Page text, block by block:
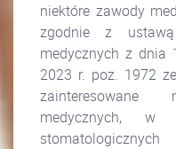
niektóre zawody
zgodnie z
medycznych z dnia
2023 r. poz. 1972
zainteresowane
medycznych, w